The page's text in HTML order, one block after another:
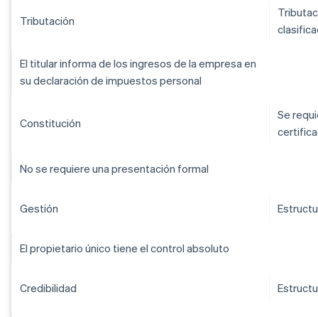
Tributación
El titular informa de los ingresos de la empresa en
su declaración de impuestos personal
Constitución
Se
No se requiere una presentación formal
Gestión
El propietario único tiene el control absoluto
Credibilidad